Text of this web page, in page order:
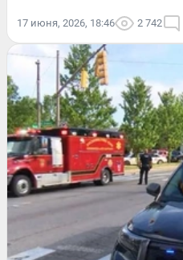
17 июня, 2026, 18:46 2 742